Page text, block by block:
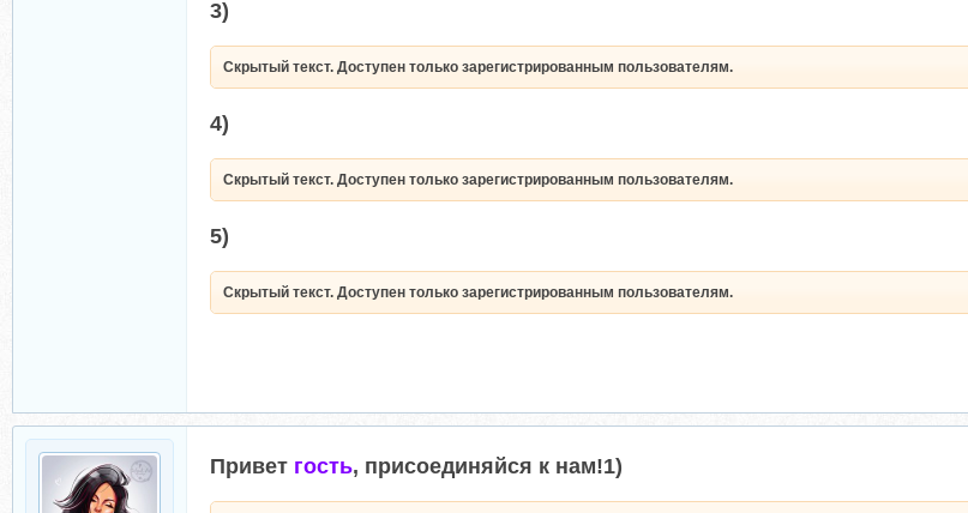
3)
Скрытый текст. Доступен только зарегистрированным пользователям.
4)
Скрытый текст. Доступен только зарегистрированным пользователям.
5)
Скрытый текст. Доступен только зарегистрированным пользователям.
Привет гость, присоединяйся к нам!1)